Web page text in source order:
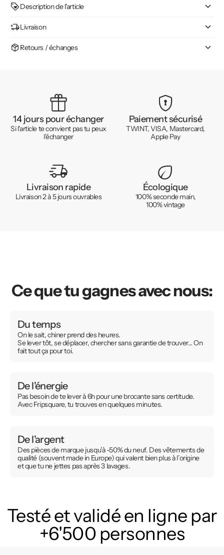
Description de l'article
Livraison
Retours / échanges
14 jours pour échanger
Si l'article te convient pas tu peux
l'échanger
Paiement sécurisé
TWINT, VISA, Mastercard,
Apple Pay
Livraison rapide
Livraison 2 à 5 jours ouvrables
Écologique
100% seconde main,
100% vintage
Ce que tu gagnes avec nous:
Du temps
On le sait, chiner prend des heures.
Se lever tôt, se déplacer, chercher sans garantie de trouver… On
fait tout ça pour toi.
De l'énergie
Pas besoin de te lever à 6h pour une brocante sans certitude.
Avec Fripsquare, tu trouves en quelques minutes.
De l'argent
Des pièces de marque jusqu’à -50% du neuf. Des vêtements de
qualité (souvent made in Europe) qui valent bien plus à l’origine
et que tu ne jettes pas après 3 lavages.
Testé et validé en ligne par
+6'500 personnes